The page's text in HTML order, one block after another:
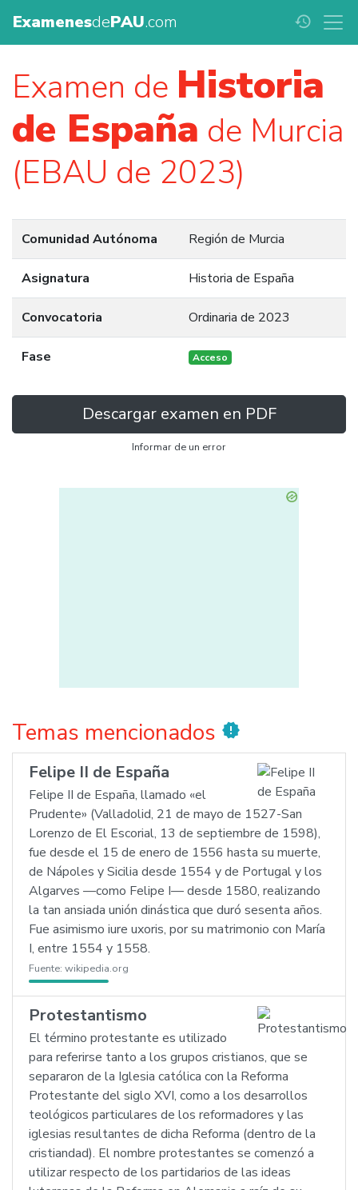
ExamenesdePAU.com history
Examen de Historia
de España de Murcia
(EBAU de 2023)
Comunidad Autónoma Región de Murcia
Asignatura Historia de España
Convocatoria Ordinaria de 2023
Fase Acceso
Descargar examen en PDF
Informar de un error
Temas mencionados new_releases
Felipe II de España
Felipe II de España, llamado «el
Prudente» (Valladolid, 21 de mayo de 1527-San
Lorenzo de El Escorial, 13 de septiembre de 1598),
fue desde el 15 de enero de 1556 hasta su muerte,
de Nápoles y Sicilia desde 1554 y de Portugal y los
Algarves —como Felipe I— desde 1580, realizando
la tan ansiada unión dinástica que duró sesenta años.
Fue asimismo iure uxoris, por su matrimonio con María
I, entre 1554 y 1558.
Fuente: wikipedia.org
Protestantismo
El término protestante es utilizado
para referirse tanto a los grupos cristianos, que se
separaron de la Iglesia católica con la Reforma
Protestante del siglo XVI, como a los desarrollos
teológicos particulares de los reformadores y las
iglesias resultantes de dicha Reforma (dentro de la
cristiandad). El nombre protestantes se comenzó a
utilizar respecto de los partidarios de las ideas